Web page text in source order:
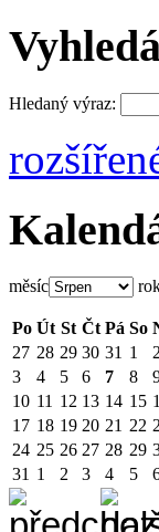
Hledaný výraz:
měsíc
Po Út St Čt Pá So
27 28 29 30 31 1
2
3
4 5 6 7 8
10 11 12 13 14 15
17 18 19 20 21 22
24 25 26 27 28 29
31 1 2 3 4 5